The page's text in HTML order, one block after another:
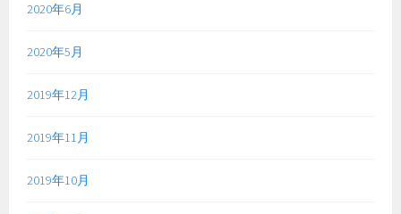
2020年6月
2020年5月
2019年12月
2019年11月
2019年10月